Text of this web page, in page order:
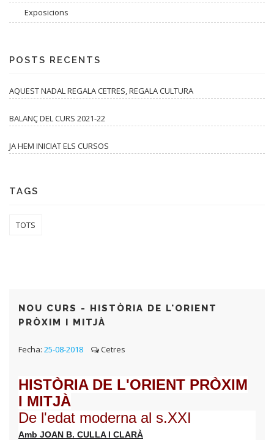
Exposicions
POSTS RECENTS
AQUEST NADAL REGALA CETRES, REGALA CULTURA
BALANÇ DEL CURS 2021-22
JA HEM INICIAT ELS CURSOS
TAGS
TOTS
NOU CURS - HISTÒRIA DE L'ORIENT
PRÒXIM I MITJÀ
Fecha: 25-08-2018 Cetres
HISTÒRIA DE L'ORIENT PRÒXIM
I MITJÀ
De l'edat moderna al s.XXI
Amb JOAN B. CULLA I CLARÀ